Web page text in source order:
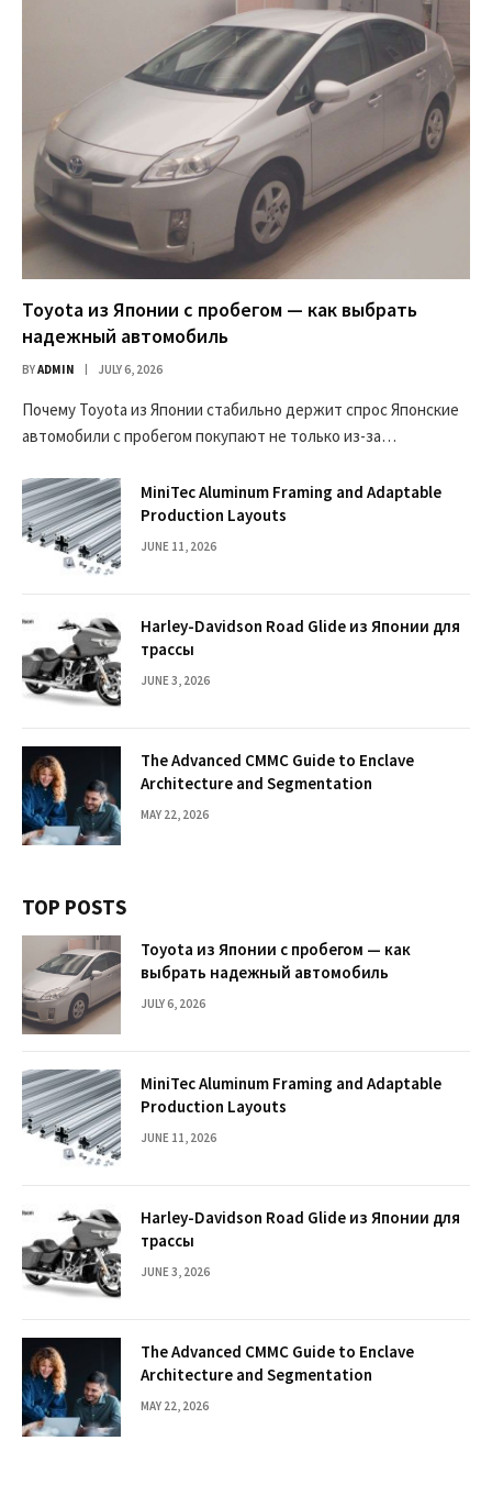
Toyota из Японии с пробегом — как выбрать
надежный автомобиль
BYADMIN JULY 6, 2026
Почему Toyota из Японии стабильно держит спрос Японские
автомобили с пробегом покупают не только из-за…
MiniTec Aluminum Framing and Adaptable
Production Layouts
JUNE 11, 2026
Harley-Davidson Road Glide из Японии для
трассы
JUNE 3, 2026
The Advanced CMMC Guide to Enclave
Architecture and Segmentation
MAY 22, 2026
TOP POSTS
Toyota из Японии с пробегом — как
выбрать надежный автомобиль
JULY 6, 2026
MiniTec Aluminum Framing and Adaptable
Production Layouts
JUNE 11, 2026
Harley-Davidson Road Glide из Японии для
трассы
JUNE 3, 2026
The Advanced CMMC Guide to Enclave
Architecture and Segmentation
MAY 22, 2026